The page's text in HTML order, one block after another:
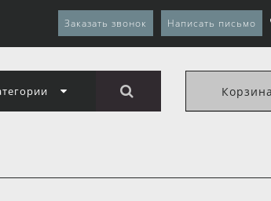
Заказать звонок Написать письмо
Корзина